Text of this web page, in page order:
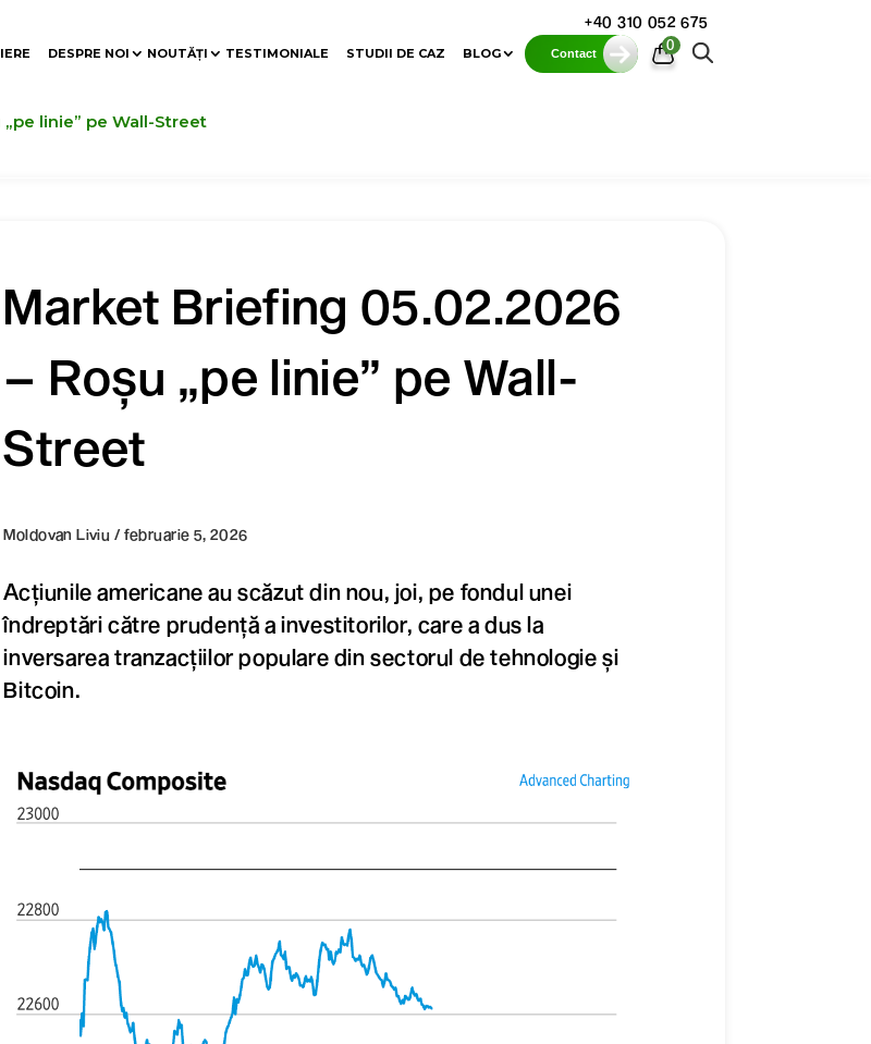
+40 310 052 675
DESPRE NOI NOUTĂȚI TESTIMONIALE STUDII DE CAZ BLOG Contact
0
linie” pe Wall-Street
Market Briefing 05.02.2026
– Roșu „pe linie” pe Wall-
Street
Moldovan Liviu / februarie 5, 2026
Acțiunile americane au scăzut din nou, joi, pe fondul unei
îndreptări către prudență a investitorilor, care a dus la
inversarea tranzacțiilor populare din sectorul de tehnologie și
Bitcoin.